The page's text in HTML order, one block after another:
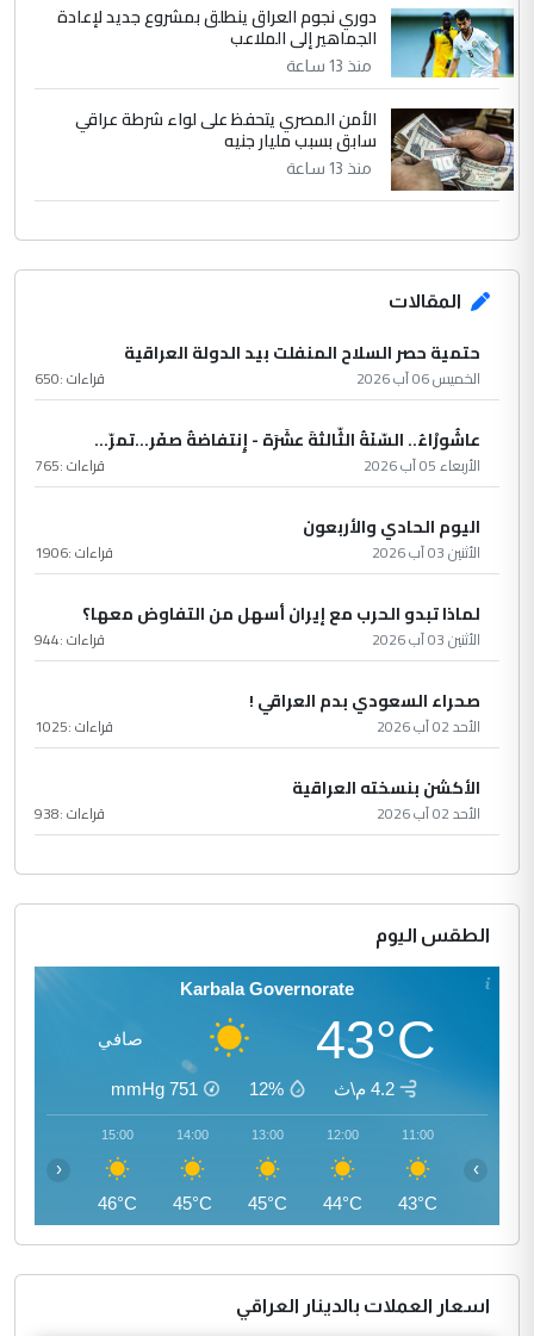
دوري نجوم العراق ينطلق بمشروع جديد لإعادة
الجماهير إلى الملاعب
منذ 13 ساعة
الأمن المصري يتحفظ على لواء شرطة عراقي
سابق بسبب مليار جنيه
منذ 13 ساعة
المقالات
حتمية حصر السلاح المنفلت بيد الدولة العراقية
الخميس 06 آب 2026 قراءات :650
عاشُورْاءُ.. السّنَةُ الثّالثةَ عشَرَة - إِنتفاضةُ صفَر…تمرّ...
الأربعاء 05 آب 2026 قراءات :765
اليوم الحادي والأربعون
الأثنين 03 آب 2026 قراءات :1906
لماذا تبدو الحرب مع إيران أسهل من التفاوض معها؟
الأثنين 03 آب 2026 قراءات :944
صحراء السعودي بدم العراقي !
الأحد 02 آب 2026 قراءات :1025
الأكشن بنسخته العراقية
الأحد 02 آب 2026 قراءات :938
الطقس اليوم
Karbala Governorate
43°C صافي
4.2 م\ث 12%
751
mmHg
11:00
43°C
12:00
44°C
13:00
45°C
14:00
45°C
15:00
46°C
‹ ›
اسعار العملات بالدينار العراقي